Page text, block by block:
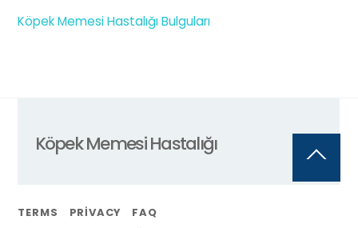
Köpek Memesi Hastalığı Bulguları
Back
Top
Köpek Memesi Hastalığı
TERMS PRIVACY FAQ